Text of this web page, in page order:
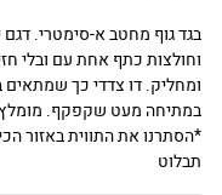
בגד גוף מחטב א-סימטרי.
וחולצות כתף אחת עם ובלי
ומחליק. דו צדדי כך
במתיחה מעט שקפקף.
*הסתרנו את התווית באזור
תבלוט